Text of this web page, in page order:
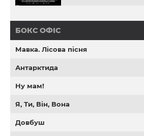
БОКС ОФІС
Мавка. Лісова пісня
Антарктида
Ну мам!
Я, Ти, Він, Вона
Довбуш